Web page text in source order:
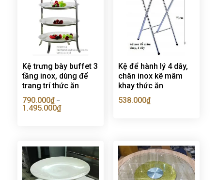
Kệ trưng bày buffet 3
tầng inox, dùng để
trang trí thức ăn
790.000₫–
1.495.000₫
Kệ để hành lý 4 dây,
chân inox kê mâm
khay thức ăn
538.000₫